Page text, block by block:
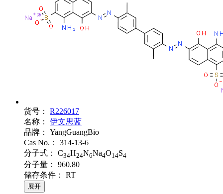
货号：
R226017
名称：
伊文思蓝
品牌：
YangGuangBio
Cas No.：
314-13-6
分子式：
C34H24N6Na4O14S4
分子量：
960.80
储存条件：
RT
展开